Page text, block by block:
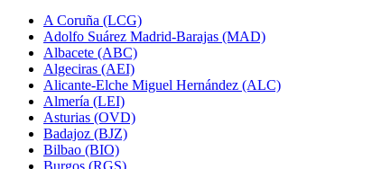
A Coruña (LCG)
Adolfo Suárez Madrid-Barajas (MAD)
Albacete (ABC)
Algeciras (AEI)
Alicante-Elche Miguel Hernández (ALC)
Almería (LEI)
Asturias (OVD)
Badajoz (BJZ)
Bilbao (BIO)
Burgos (RGS)